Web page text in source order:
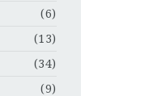
(6)
(13)
(34)
(9)